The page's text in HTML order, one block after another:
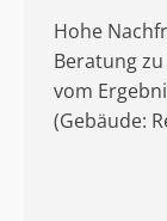
Hohe
Beratung zu
vom
(Gebäude: